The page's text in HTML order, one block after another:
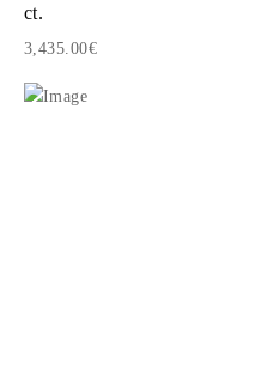
ct.
3,435.00€